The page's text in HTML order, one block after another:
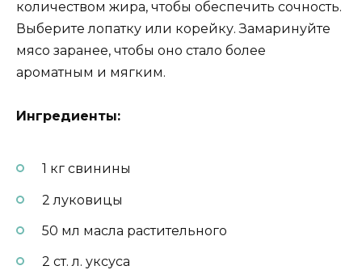
количеством жира, чтобы обеспечить сочность.
Выберите лопатку или корейку. Замаринуйте
мясо заранее, чтобы оно стало более
ароматным и мягким.
Ингредиенты:
1 кг свинины
2 луковицы
50 мл масла растительного
2 ст. л. уксуса